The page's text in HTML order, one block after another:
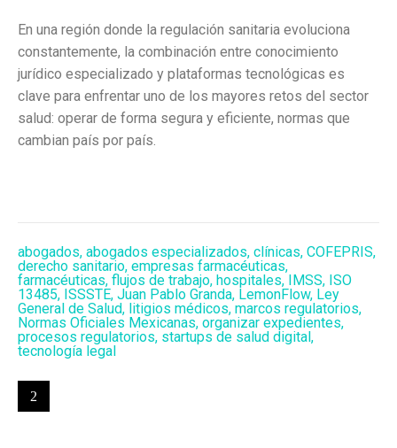
En una región donde la regulación sanitaria evoluciona
constantemente, la combinación entre conocimiento
jurídico especializado y plataformas tecnológicas es
clave para enfrentar uno de los mayores retos del sector
salud: operar de forma segura y eficiente, normas que
cambian país por país.
abogados, abogados especializados, clínicas, COFEPRIS,
derecho sanitario, empresas farmacéuticas,
farmacéuticas, flujos de trabajo, hospitales, IMSS, ISO
13485, ISSSTE, Juan Pablo Granda, LemonFlow, Ley
General de Salud, litigios médicos, marcos regulatorios,
Normas Oficiales Mexicanas, organizar expedientes,
procesos regulatorios, startups de salud digital ,
tecnología legal